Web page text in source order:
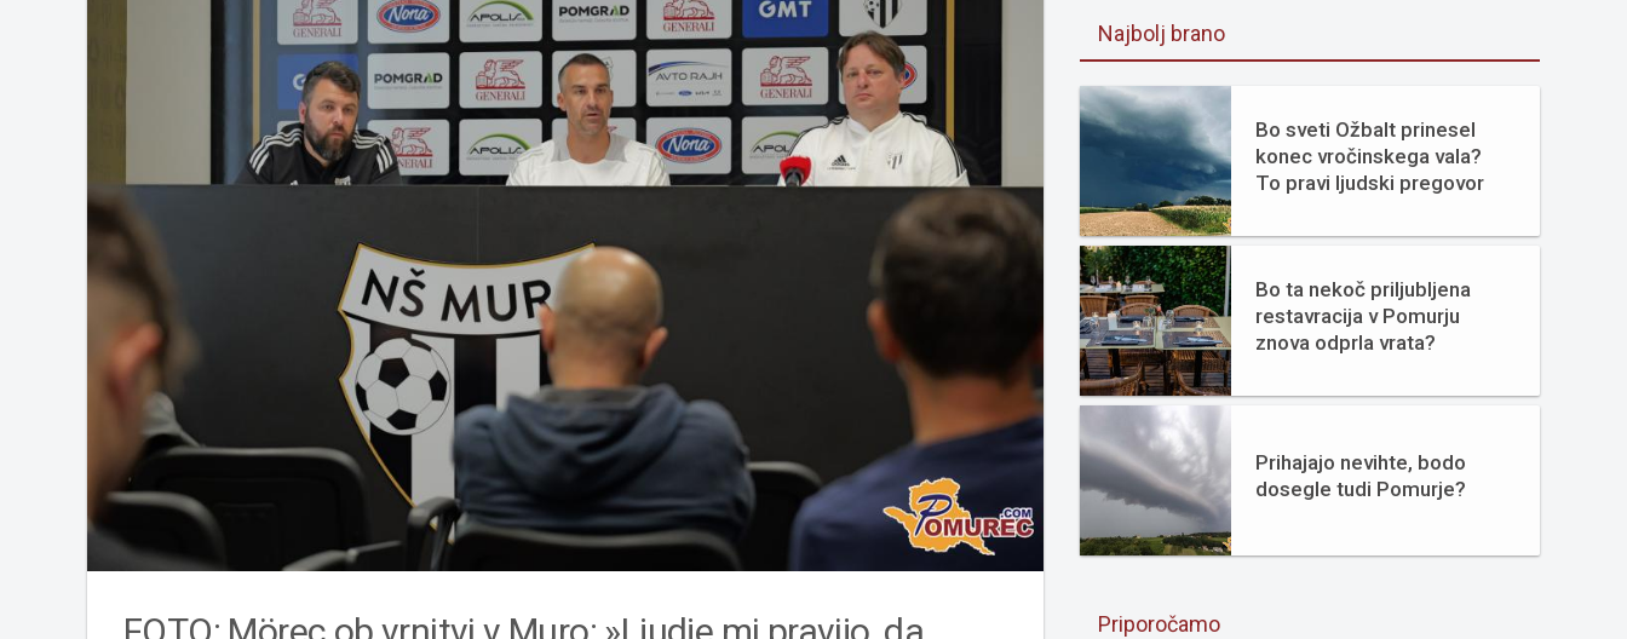
Najbolj brano
Bo sveti Ožbalt prinesel
konec vročinskega vala?
To pravi ljudski pregovor
Bo ta nekoč priljubljena
restavracija v Pomurju
znova odprla vrata?
Prihajajo nevihte, bodo
dosegle tudi Pomurje?
Priporočamo